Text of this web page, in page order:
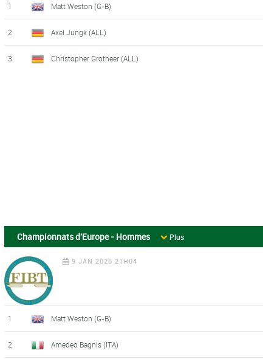
1 Matt Weston (G-B)
2 Axel Jungk (ALL)
3 Christopher Grotheer (ALL)
Championnats d'Europe - Hommes Plus
9 JAN 2026 21H04
1 Matt Weston (G-B)
2 Amedeo Bagnis (ITA)